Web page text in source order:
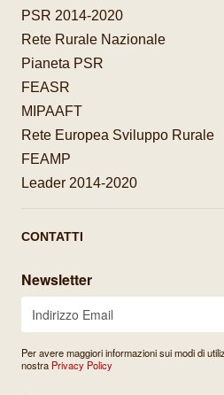
PSR 2014-2020
Rete Rurale Nazionale
Pianeta PSR
FEASR
MIPAAFT
Rete Europea Sviluppo Rurale
FEAMP
Leader 2014-2020
CONTATTI
Newsletter
Per avere maggiori informazioni sui modi di
nostra Privacy Policy